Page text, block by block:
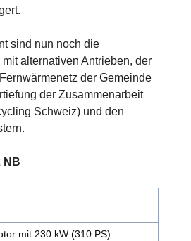
sind nun noch die
alternativen Antrieben, der
der Gemeinde
der Zusammenarbeit
Schweiz) und den
NB
mit 230 kW (310 PS)